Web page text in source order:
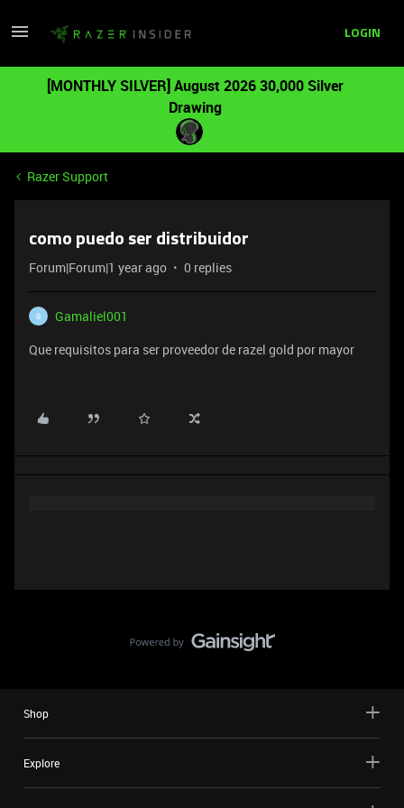
LOGIN
[MONTHLY SILVER] August 2026 30,000 Silver
Drawing
Razer Support
como puedo ser distribuidor
Forum|Forum|1 year ago 0 replies
G
Gamaliel001
Que requisitos para ser proveedor de razel gold por mayor
Shop
Explore